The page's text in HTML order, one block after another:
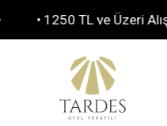
TL ve Üzeri